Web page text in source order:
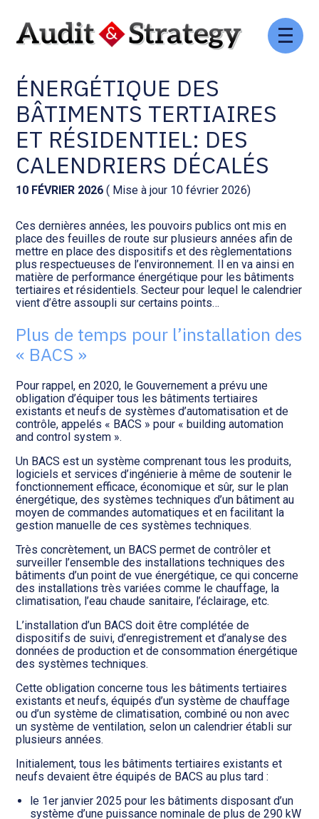
Aller
Comptabilité et conseil
Social et ressources humaines
Assistance juridique
Pilotage d’entreprise
Gestion de patrimoine
Procédures collectives
Gestion des documents : ISuite
Tenue de votre comptabilité :
ACD
Facturation et pilotage :
EVOLIZ
Facturation et pilotage : MEG
Analyse et tableau de bord :
WAIBI
Gérer vos ressources
humaines : SILAE
ÉNERGÉTIQUE DES
BÂTIMENTS TERTIAIRES
ET RÉSIDENTIEL: DES
CALENDRIERS DÉCALÉS
10 FÉVRIER 2026 ( Mise à jour 10 février 2026)
Ces dernières années, les pouvoirs publics ont mis en
place des feuilles de route sur plusieurs années afin de
mettre en place des dispositifs et des règlementations
plus respectueuses de l’environnement. Il en va ainsi en
matière de performance énergétique pour les bâtiments
tertiaires et résidentiels. Secteur pour lequel le calendrier
vient d’être assoupli sur certains points…
Plus de temps pour l’installation des
« BACS »
Pour rappel, en 2020, le Gouvernement a prévu une
obligation d’équiper tous les bâtiments tertiaires
existants et neufs de systèmes d’automatisation et de
contrôle, appelés « BACS » pour « building automation
and control system ».
Un BACS est un système comprenant tous les produits,
logiciels et services d’ingénierie à même de soutenir le
fonctionnement efficace, économique et sûr, sur le plan
énergétique, des systèmes techniques d’un bâtiment au
moyen de commandes automatiques et en facilitant la
gestion manuelle de ces systèmes techniques.
Très concrètement, un BACS permet de contrôler et
surveiller l’ensemble des installations techniques des
bâtiments d’un point de vue énergétique, ce qui concerne
des installations très variées comme le chauffage, la
climatisation, l’eau chaude sanitaire, l’éclairage, etc.
L’installation d’un BACS doit être complétée de
dispositifs de suivi, d’enregistrement et d’analyse des
données de production et de consommation énergétique
des systèmes techniques.
Cette obligation concerne tous les bâtiments tertiaires
existants et neufs, équipés d’un système de chauffage
ou d’un système de climatisation, combiné ou non avec
un système de ventilation, selon un calendrier établi sur
plusieurs années.
Initialement, tous les bâtiments tertiaires existants et
neufs devaient être équipés de BACS au plus tard :
le 1er janvier 2025 pour les bâtiments disposant d’un
système d’une puissance nominale de plus de 290 kW